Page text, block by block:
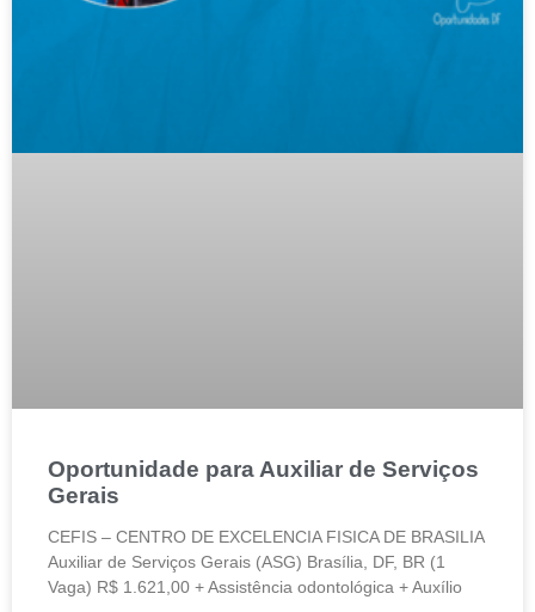
Oportunidade para Auxiliar de Serviços
Gerais
CEFIS – CENTRO DE EXCELENCIA FISICA DE BRASILIA
Auxiliar de Serviços Gerais (ASG) Brasília, DF, BR (1
Vaga) R$ 1.621,00 + Assistência odontológica + Auxílio